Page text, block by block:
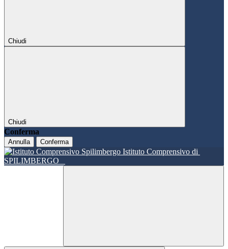
Chiudi
Chiudi
Conferma
Annulla Conferma
Istituto Comprensivo di
SPILIMBERGO